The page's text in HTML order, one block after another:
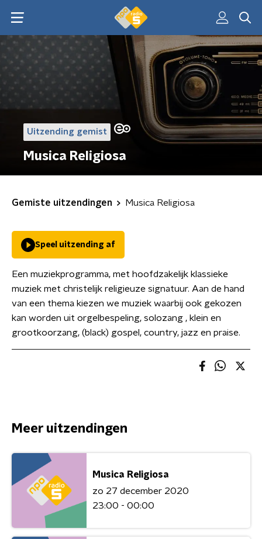
Uitzending gemist
Musica Religiosa
Gemiste uitzendingen Musica Religiosa
Speel uitzending af
Een muziekprogramma, met hoofdzakelijk klassieke
muziek met christelijk religieuze signatuur. Aan de hand
van een thema kiezen we muziek waarbij ook gekozen
kan worden uit orgelbespeling, solozang , klein en
grootkoorzang, (black) gospel, country, jazz en praise.
Meer uitzendingen
Musica Religiosa
zo 27 december 2020
23:00 - 00:00